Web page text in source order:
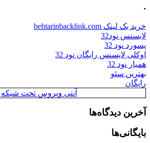
.
خرید بک لینک behtarinbacklink.com
لایسنس نود32
پسورد نود 32
اوکلی لایسنس رایگان نود 32
همیار نود 32
بهترین سئو
رایگان
آنتی ویروس تحت شبکه
آخرین دیدگاه‌ها
بایگانی‌ها